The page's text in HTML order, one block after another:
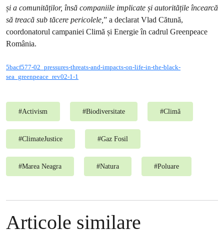
și a comunităților, însă companiile implicate și autoritățile încearcă
să treacă sub tăcere pericolele,” a declarat Vlad Cătună,
coordonatorul campaniei Climă și Energie în cadrul Greenpeace
România.
5bacf577-02_pressures-threats-and-impacts-on-life-in-the-black-
sea_greenpeace_rev02-1-1
#Activism #Biodiversitate #Climă
#ClimateJustice #Gaz Fosil
#Marea Neagra #Natura #Poluare
Articole similare